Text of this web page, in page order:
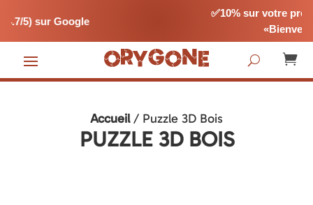
✅10% sur votre première
«Bienvenue10»

Accueil/ Puzzle 3D Bois
PUZZLE 3D BOIS